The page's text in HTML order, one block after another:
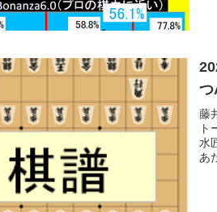
藤
ト
水
あ